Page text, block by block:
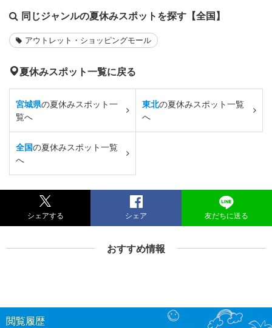
同じジャンルの夏休みスポットを探す【全国】
アウトレット・ショッピングモール
夏休みスポット一覧に戻る
宮城県の夏休みスポット一
覧へ
東北の夏休みスポット一覧
へ
全国の夏休みスポット一覧
へ
シェアする シェア 友だちに送る
おすすめ情報
閲覧履歴